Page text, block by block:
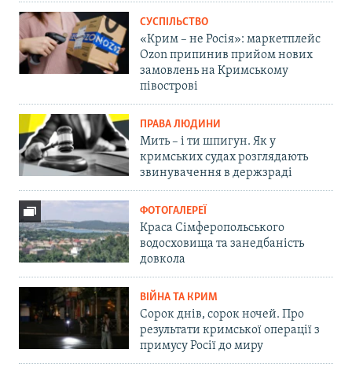
СУСПІЛЬСТВО
«Крим – не Росія»: маркетплейс
Ozon припинив прийом нових
замовлень на Кримському
півострові
ПРАВА ЛЮДИНИ
Мить – і ти шпигун. Як у
кримських судах розглядають
звинувачення в держзраді
ФОТОГАЛЕРЕЇ
Краса Сімферопольського
водосховища та занедбаність
довкола
ВІЙНА ТА КРИМ
Сорок днів, сорок ночей. Про
результати кримської операції з
примусу Росії до миру